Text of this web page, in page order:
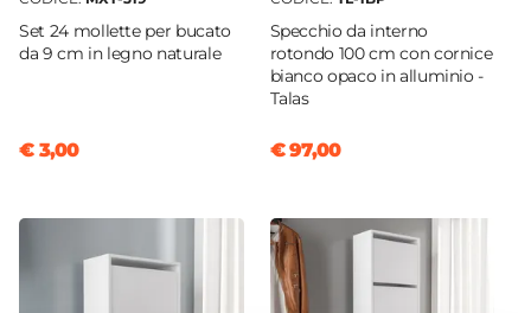
Set 24 mollette per bucato
da 9 cm in legno naturale
€ 3,00
Specchio da interno
rotondo 100 cm con cornice
bianco opaco in alluminio -
Talas
€ 97,00